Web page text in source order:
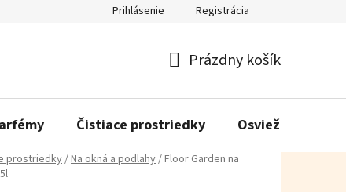
Prihlásenie Registrácia
košík
Prázdny košík
Čistiace prostriedky Osviežovače
prostriedky/Na okná a podlahy/Floor Garden na